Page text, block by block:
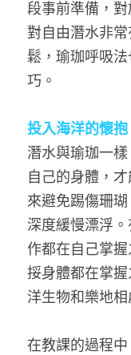
段事前準備，
對自由潛水非
鬆，瑜珈呼吸
巧。
投入海洋的懷
潛水與瑜珈一
自己的身體，
來避免踢傷珊
深度緩慢漂浮
作都在自己掌
挼身體都在掌
洋生物和樂地相
在教課的過程